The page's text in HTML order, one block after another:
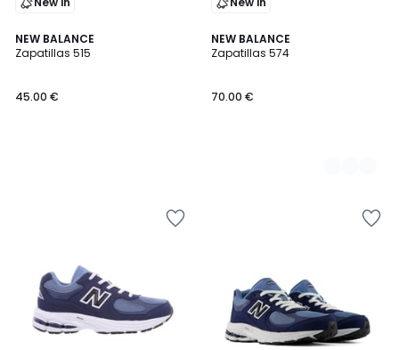
NEW BALANCE
Zapatillas 515
45.00 €
NEW BALANCE
Zapatillas 574
70.00 €
2
Colores